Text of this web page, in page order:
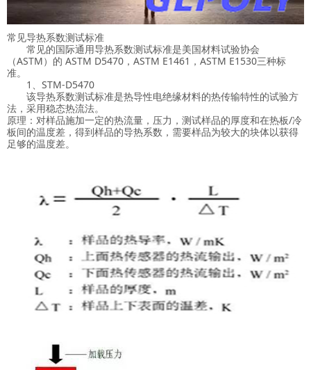
常见导热系数测试标准
常见的国际通用导热系数测试标准是美国材料试验协会
（ASTM）的 ASTM D5470，ASTM E1461，ASTM E1530三种标
准。
1、STM-D5470
该导热系数测试标准是热导性电绝缘材料的热传输特性的试验方
法，采用稳态热流法。
原理：对样品施加一定的热流量，压力，测试样品的厚度和在热板/冷
板间的温度差，得到样品的导热系数，需要样品为较大的块体以获得
足够的温度差。